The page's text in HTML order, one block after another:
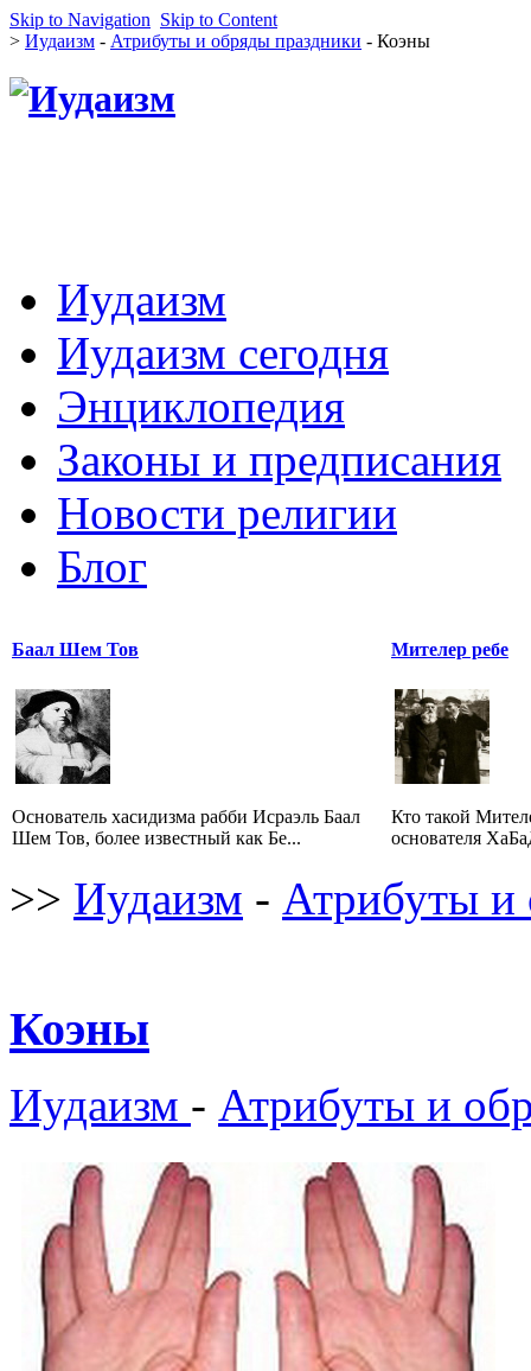
Skip to Navigation Skip to Content
> Иудаизм - Атрибуты и обряды праздники - Коэны
Иудаизм
Иудаизм сегодня
Энциклопедия
Законы и предписания
Новости религии
Блог
Баал Шем Тов
Основатель хасидизма рабби Исраэль Баал
Шем Тов, более известный как Бе...
Мителер ребе
Кто такой
основателя
>> Иудаизм - Атрибуты и
Коэны
Иудаизм - Атрибуты и